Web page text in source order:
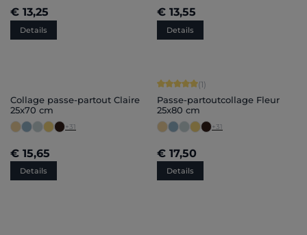
€ 13,25
Details
€ 13,55
Details
Collage passe-partout Claire
25x70 cm
+31
€ 15,65
Details
Gemiddelde waardering van 5 van 5
(1)
Passe-partoutcollage Fleur
25x80 cm
+31
€ 17,50
Details